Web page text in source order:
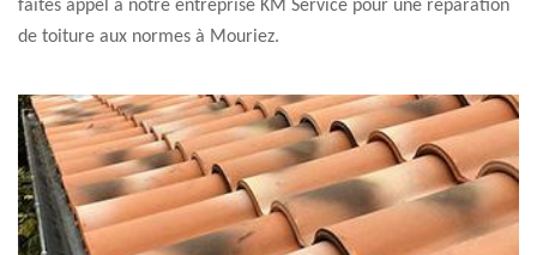
faites appel à notre entreprise KM Service pour une réparation
de toiture aux normes à Mouriez.